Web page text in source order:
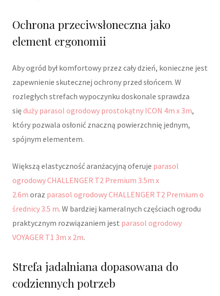
Ochrona przeciwsłoneczna jako
element ergonomii
Aby ogród był komfortowy przez cały dzień, konieczne jest
zapewnienie skutecznej ochrony przed słońcem. W
rozległych strefach wypoczynku doskonale sprawdza
sięduży parasol ogrodowy prostokątny ICON 4m x 3m,
który pozwala osłonić znaczną powierzchnię jednym,
spójnym elementem.
Większą elastyczność aranżacyjną oferuje parasol
ogrodowy CHALLENGER T2 Premium 3.5m x
2.6m oraz parasol ogrodowy CHALLENGER T2 Premium o
średnicy 3.5 m. W bardziej kameralnych częściach ogrodu
praktycznym rozwiązaniem jest parasol ogrodowy
VOYAGER T1 3m x 2m.
Strefa jadalniana dopasowana do
codziennych potrzeb